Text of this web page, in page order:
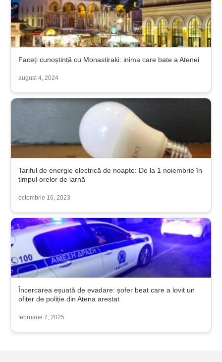
Faceți cunoștință cu Monastiraki: inima care bate a Atenei
august 4, 2024
Tariful de energie electrică de noapte: De la 1 noiembrie în
timpul orelor de iarnă
octombrie 16, 2023
Încercarea eșuată de evadare: șofer beat care a lovit un
ofițer de poliție din Atena arestat
februarie 7, 2025